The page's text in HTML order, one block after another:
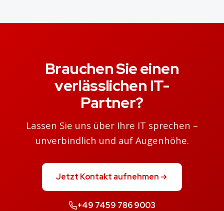
Brauchen Sie einen
verlässlichen IT-
Partner?
Lassen Sie uns über Ihre IT sprechen –
unverbindlich und auf Augenhöhe.
Jetzt Kontakt aufnehmen
+49 7459 786 9003